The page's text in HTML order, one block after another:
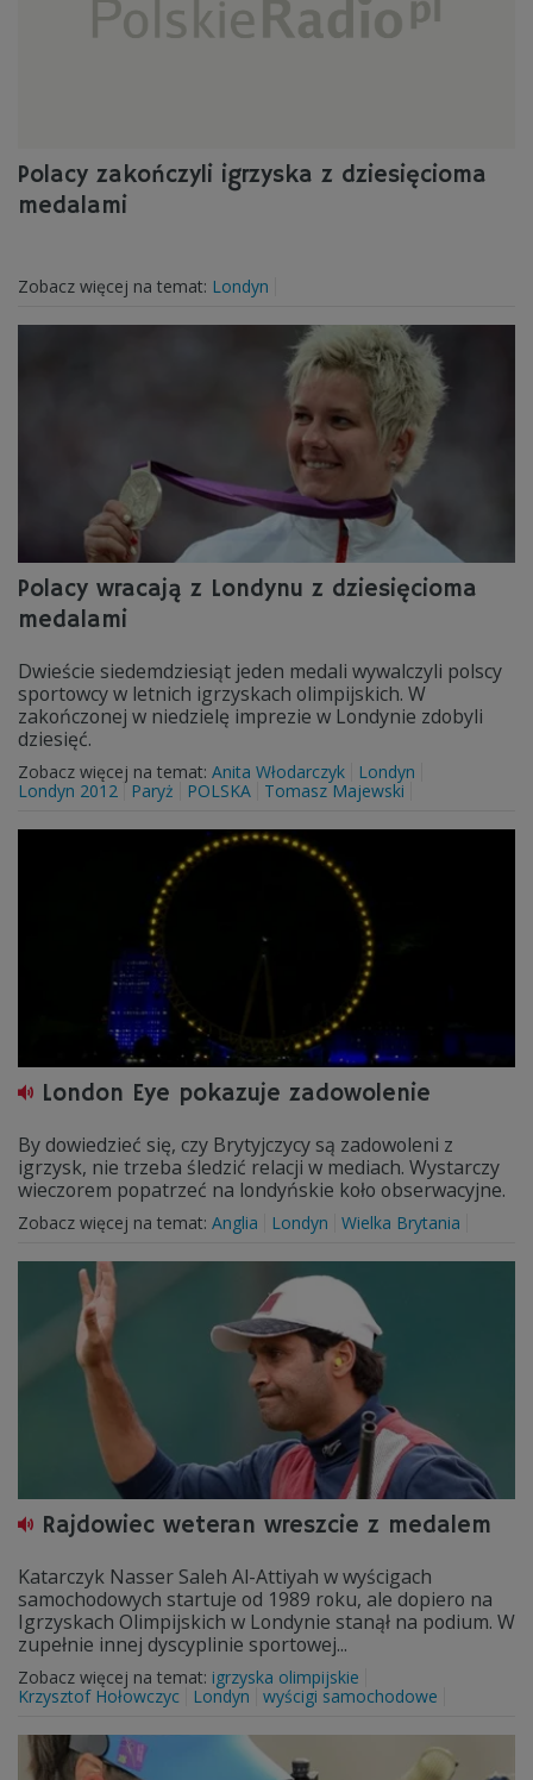
Polacy zakończyli igrzyska z dziesięcioma
medalami
Zobacz więcej na temat: Londyn
Polacy wracają z Londynu z dziesięcioma
medalami
Dwieście siedemdziesiąt jeden medali wywalczyli polscy
sportowcy w letnich igrzyskach olimpijskich. W
zakończonej w niedzielę imprezie w Londynie zdobyli
dziesięć.
Zobacz więcej na temat: Anita Włodarczyk
Londyn
Londyn 2012
Paryż POLSKA Tomasz Majewski
London Eye pokazuje zadowolenie
By dowiedzieć się, czy Brytyjczycy są zadowoleni z
igrzysk, nie trzeba śledzić relacji w mediach. Wystarczy
wieczorem popatrzeć na londyńskie koło obserwacyjne.
Zobacz więcej na temat: Anglia Londyn Wielka Brytania
Rajdowiec weteran wreszcie z medalem
Katarczyk Nasser Saleh Al-Attiyah w wyścigach
samochodowych startuje od 1989 roku, ale dopiero na
Igrzyskach Olimpijskich w Londynie stanął na podium. W
zupełnie innej dyscyplinie sportowej...
Zobacz więcej na temat: igrzyska olimpijskie
Krzysztof Hołowczyc
Londyn wyścigi samochodowe